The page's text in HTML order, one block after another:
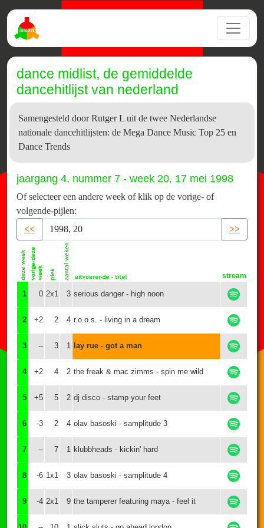
dance midlist, de gemiddelde
dancehitlijst van nederland
Samengesteld door Rutger L uit de twee Nederlandse
nationale dancehitlijsten: de Mega Dance Music Top 25 en
Dance Trends
jaargang 4, nummer 7 - week 20, 17 mei 1998
Of selecteer een andere week of klik op de vorige- of
volgende-pijlen:
<<
>>
stream
1 0 2x1 3 serious danger - high noon
2 +2 2 4 r.o.o.s. - living in a dream
3 -- 3 1 lay rue - got a man
4 +2 4 2 the freak & mac zimms - spin me wild
5 +5 5 2 dj disco - stamp your feet
6 -3 2 4 olav basoski - samplitude 3
7 -- 7 1 klubbheads - kickin' hard
8 -6 1x1 3 olav basoski - samplitude 4
9 -4 2x1 9 the tamperer featuring maya - feel it